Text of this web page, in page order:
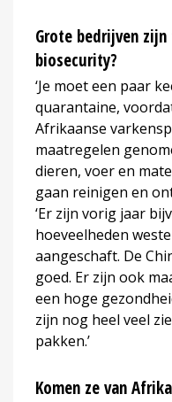
Grote bedrijven
biosecurity?
‘Je moet een paar
quarantaine,
Afrikaanse
maatregelen
dieren, voer en
gaan reinigen en
‘Er zijn vorig jaar
hoeveelheden
aangeschaft. De
goed. Er zijn ook
een hoge
zijn nog heel veel
pakken.’
Komen ze van